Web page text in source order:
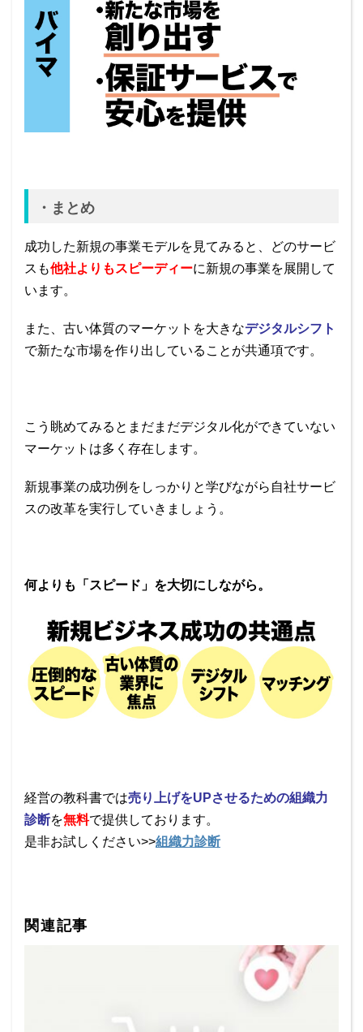
・まとめ
成功した新規の事業モデルを見てみると、どのサービ
スも他社よりもスピーディーに新規の事業を展開して
います。
また、古い体質のマーケットを大きなデジタルシフト
で新たな市場を作り出していることが共通項です。
こう眺めてみるとまだまだデジタル化ができていない
マーケットは多く存在します。
新規事業の成功例をしっかりと学びながら自社サービ
スの改革を実行していきましょう。
何よりも「スピード」を大切にしながら。
経営の教科書では売り上げをUPさせるための組織力
診断を無料で提供しております。
是非お試しください>>組織力診断
関連記事